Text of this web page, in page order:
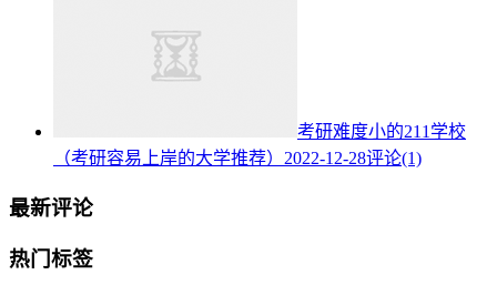
考研难度小的211学校
（考研容易上岸的大学推荐） 2022-12-28评论(1)
最新评论
热门标签